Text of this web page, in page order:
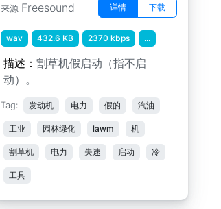
来源 Freesound 详情 下载
wav 432.6 KB 2370 kbps ...
描述： 割草机假启动（指不启
动）。
Tag: 发动机 电力 假的 汽油
工业 园林绿化 lawm 机
割草机 电力 失速 启动 冷
工具